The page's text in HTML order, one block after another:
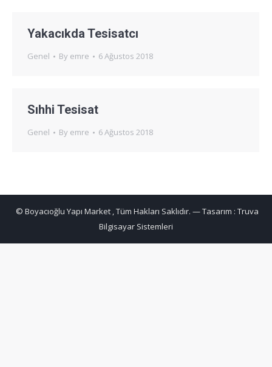
Yakacıkda Tesisatcı
Genel By emre 6 Ağustos 2018
Sıhhi Tesisat
Genel By emre 6 Ağustos 2018
© Boyacıoğlu Yapı Market , Tüm Hakları Saklıdır. — Tasarım : Truva
Bilgisayar Sistemleri